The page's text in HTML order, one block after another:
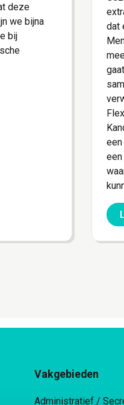
deze
we bijna
bij
dat
Vakgebieden
Administratief /